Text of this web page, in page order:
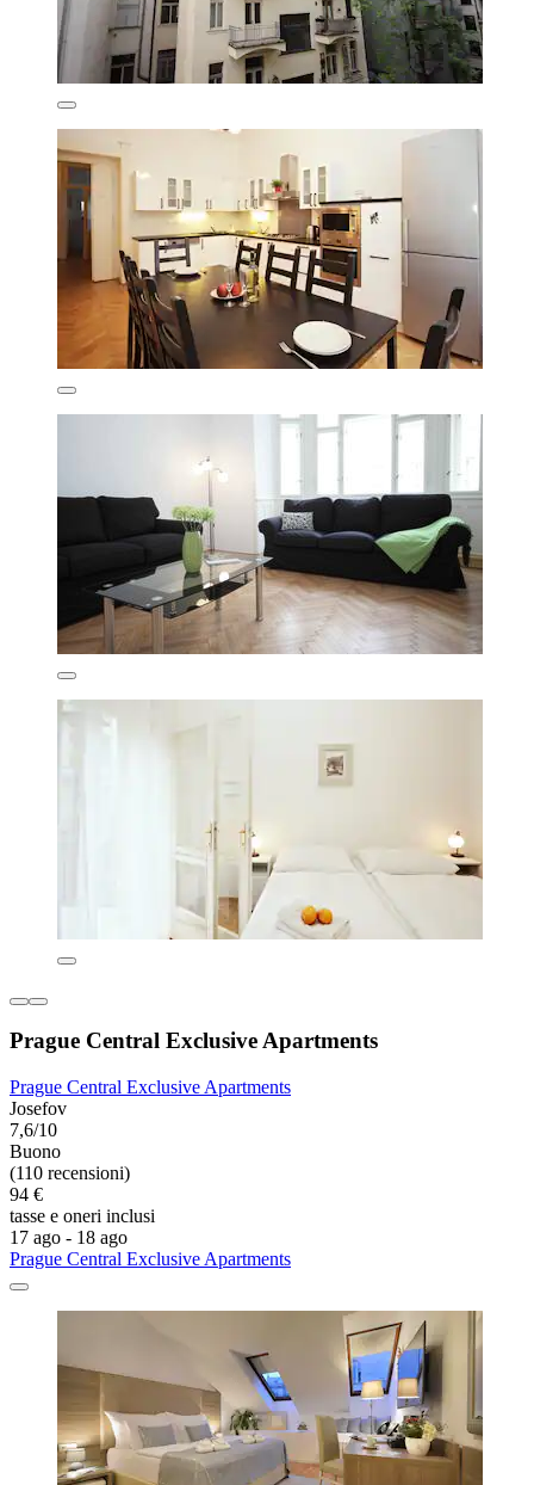
Prague Central Exclusive Apartments
Prague Central Exclusive Apartments
Josefov
7,6/10
Buono
(110 recensioni)
94 €
tasse e oneri inclusi
17 ago - 18 ago
Prague Central Exclusive Apartments